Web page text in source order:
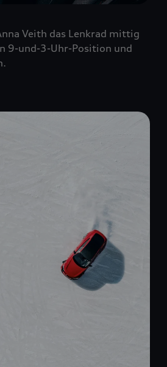
Veith das Lenkrad mittig
9-und-3-Uhr-Position und